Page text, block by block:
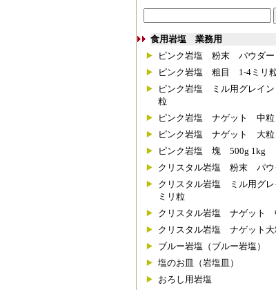
食用岩塩 業務用
ピンク岩塩 粉末 パウダー
ピンク岩塩 粗目 1-4ミリ
ピンク岩塩 ミル用グレイン
粒
ピンク岩塩 ナゲット 中粒
ピンク岩塩 ナゲット 大粒
ピンク岩塩 塊 500g 1kg
クリスタル岩塩 粉末 パウ
クリスタル岩塩 ミル用グレ
ミリ粒
クリスタル岩塩 ナゲット
クリスタル岩塩 ナゲット大
ブルー岩塩（ブルー岩塩）
塩のお皿（岩塩皿）
おろし用岩塩